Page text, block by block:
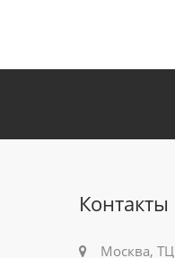
Контакты
Москва,